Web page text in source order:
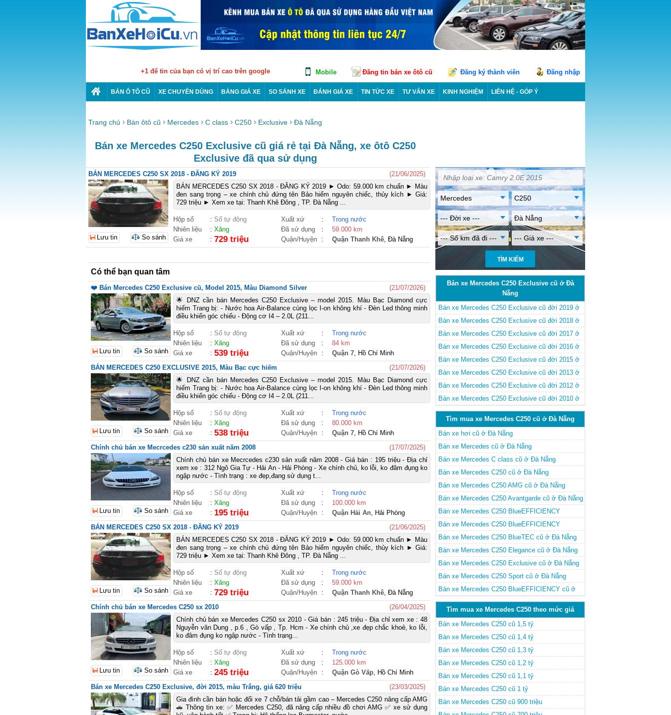
+1 để tin của bạn có vị trí cao trên google Mobile Đăng tin bán xe ôtô cũ Đăng ký thành viên Đăng nhập
BÁN Ô TÔ CŨ XE CHUYÊN DÙNG BẢNG GIÁ XE SO SÁNH XE ĐÁNH GIÁ XE TIN TỨC XE TƯ VẤN XE KINH NGHIỆM LIÊN HỆ - GÓP Ý
Trang chủ Bán ôtô cũ Mercedes C class C250 Exclusive Đà Nẵng
Bán xe Mercedes C250 Exclusive cũ giá rẻ tại Đà Nẵng, xe ôtô C250
Exclusive đã qua sử dụng
BÁN MERCEDES C250 SX 2018 - ĐĂNG KÝ 2019
(21/06/2025)
BÁN MERCEDES C250 SX 2018 - ĐĂNG KÝ 2019 ► Odo: 59.000 km chuẩn ► Màu
đen sang trọng – xe chính chủ đứng tên Bảo hiểm nguyên chiếc, thủy kích ► Giá:
729 triệu ► Xem xe tại: Thanh Khê Đông , TP. Đà Nẵng ...
Hộp số : Số tự động Xuất xứ :
Trong nước
Nhiên liệu
: Xăng Đã sử dụng :
59.000 km
Giá xe
: 729 triệu Quận/Huyện : Quận Thanh Khê, Đà Nẵng
Lưu tin So sánh
Có thể bạn quan tâm
❤️ Bán Mercedes C250 Exclusive cũ, Model 2015, Màu Diamond Silver
(21/07/2026)
🌟 DNZ cần bán Mercedes C250 Exclusive – model 2015. Màu Bạc Diamond cực
hiếm Trang bị: - Nước hoa Air-Balance cùng lọc I-on không khí - Đèn Led thông minh
điều khiển góc chiếu - Động cơ I4 – 2.0L (211...
Hộp số : Số tự động Xuất xứ :
Trong nước
Nhiên liệu
: Xăng Đã sử dụng :
84 km
Giá xe
: 539 triệu Quận/Huyện : Quận 7, Hồ Chí Minh
Lưu tin So sánh
BÁN MERCEDES C250 EXCLUSIVE 2015, Màu Bạc cực hiếm
(21/07/2026)
🌟 DNZ cần bán Mercedes C250 Exclusive – model 2015. Màu Bạc Diamond cực
hiếm Trang bị: - Nước hoa Air-Balance cùng lọc I-on không khí - Đèn Led thông minh
điều khiển góc chiếu - Động cơ I4 – 2.0L (211...
Hộp số : Số tự động Xuất xứ :
Trong nước
Nhiên liệu
: Xăng Đã sử dụng :
80.000 km
Giá xe
: 538 triệu Quận/Huyện : Quận 7, Hồ Chí Minh
Lưu tin So sánh
Chính chủ bán xe Mecrcedes c230 sản xuất năm 2008
(17/07/2025)
Chính chủ bán xe Mecrcedes c230 sản xuất năm 2008 - Giá bán : 195 triệu - Địa chỉ
xem xe : 312 Ngô Gia Tự - Hải An - Hải Phòng - Xe chính chủ, ko lỗi, ko đâm đụng ko
ngập nước - Tình trạng : xe đẹp,đang sử dụng t...
Hộp số : Số tự động Xuất xứ :
Trong nước
Nhiên liệu
: Xăng Đã sử dụng :
100.000 km
Giá xe
: 195 triệu Quận/Huyện : Quận Hải An, Hải Phòng
Lưu tin So sánh
BÁN MERCEDES C250 SX 2018 - ĐĂNG KÝ 2019
(21/06/2025)
BÁN MERCEDES C250 SX 2018 - ĐĂNG KÝ 2019 ► Odo: 59.000 km chuẩn ► Màu
đen sang trọng – xe chính chủ đứng tên Bảo hiểm nguyên chiếc, thủy kích ► Giá:
729 triệu ► Xem xe tại: Thanh Khê Đông , TP. Đà Nẵng ...
Hộp số : Số tự động Xuất xứ :
Trong nước
Nhiên liệu
: Xăng Đã sử dụng :
59.000 km
Giá xe
: 729 triệu Quận/Huyện : Quận Thanh Khê, Đà Nẵng
Lưu tin So sánh
Chính chủ bán xe Mercedes C250 sx 2010
(26/04/2025)
Chính chủ bán xe Mercedes C250 sx 2010 - Giá bán : 245 triệu - Địa chỉ xem xe : 48
Nguyễn văn Dung , p.6 , Gò vấp , Tp. Hcm - Xe chính chủ ,xe đẹp chắc khoẻ, ko lỗi,
ko đâm đụng ko ngập nước - Tình trạng...
Hộp số : Số tự động Xuất xứ :
Trong nước
Nhiên liệu
: Xăng Đã sử dụng :
125.000 km
Giá xe
: 245 triệu Quận/Huyện : Quận Gò Vấp, Hồ Chí Minh
Lưu tin So sánh
Bán xe Mercedes C250 Exclusive, đời 2015, màu Trắng, giá 620 triệu
(23/03/2025)
Gia đình cần bán hoặc đổi xe 7 chỗ/bán tải gầm cao – Mercedes C250 nâng cấp AMG
🚗 Thông tin xe: ✅ Mercedes C250, đã nâng cấp nhiều đồ chơi AMG ✅ xe sử dụng
Mercedes C250
--- Đời xe --- Đà Nẵng
--- Số km đã đi --- --- Giá xe ---
Bán xe Mercedes C250 Exclusive cũ ở Đà
Nẵng
Bán xe Mercedes C250 Exclusive cũ đời 2019 ở
Đà Nẵng
Bán xe Mercedes C250 Exclusive cũ đời 2018 ở
Đà Nẵng
Bán xe Mercedes C250 Exclusive cũ đời 2017 ở
Đà Nẵng
Bán xe Mercedes C250 Exclusive cũ đời 2016 ở
Đà Nẵng
Bán xe Mercedes C250 Exclusive cũ đời 2015 ở
Đà Nẵng
Bán xe Mercedes C250 Exclusive cũ đời 2013 ở
Đà Nẵng
Bán xe Mercedes C250 Exclusive cũ đời 2012 ở
Đà Nẵng
Bán xe Mercedes C250 Exclusive cũ đời 2010 ở
Đà Nẵng
Tìm mua xe Mercedes C250 cũ ở Đà Nẵng
Bán xe hơi cũ ở Đà Nẵng
Bán xe Mercedes cũ ở Đà Nẵng
Bán xe Mercedes C class cũ ở Đà Nẵng
Bán xe Mercedes C250 cũ ở Đà Nẵng
Bán xe Mercedes C250 AMG cũ ở Đà Nẵng
Bán xe Mercedes C250 Avantgarde cũ ở Đà Nẵng
Bán xe Mercedes C250 BlueEFFICIENCY
Avantgarde cũ ở Đà Nẵng
Bán xe Mercedes C250 BlueEFFICIENCY
Elegance cũ ở Đà Nẵng
Bán xe Mercedes C250 BlueTEC cũ ở Đà Nẵng
Bán xe Mercedes C250 Elegance cũ ở Đà Nẵng
Bán xe Mercedes C250 Exclusive cũ ở Đà Nẵng
Bán xe Mercedes C250 Sport cũ ở Đà Nẵng
Bán xe Mercedes C250 BlueEFFICIENCY cũ ở
Đà Nẵng
Tìm mua xe Mercedes C250 theo mức giá
Bán xe Mercedes C250 cũ 1,5 tỷ
Bán xe Mercedes C250 cũ 1,4 tỷ
Bán xe Mercedes C250 cũ 1,3 tỷ
Bán xe Mercedes C250 cũ 1,2 tỷ
Bán xe Mercedes C250 cũ 1,1 tỷ
Bán xe Mercedes C250 cũ 1 tỷ
Bán xe Mercedes C250 cũ 900 triệu